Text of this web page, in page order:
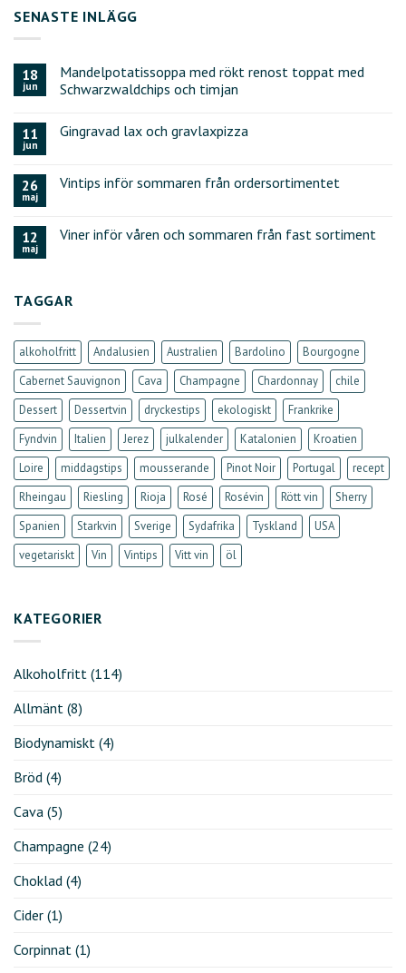
SENASTE INLÄGG
18
jun
Mandelpotatissoppa med rökt renost toppat med
Schwarzwaldchips och timjan
11
jun
Gingravad lax och gravlaxpizza
26
maj
Vintips inför sommaren från ordersortimentet
12
maj
Viner inför våren och sommaren från fast sortiment
TAGGAR
alkoholfritt Andalusien Australien Bardolino
Bourgogne
Cabernet Sauvignon
Cava Champagne Chardonnay
chile
Dessert
Dessertvin dryckestips ekologiskt
Frankrike
Fyndvin
Italien Jerez julkalender Katalonien
Kroatien
Loire
middagstips mousserande Pinot Noir Portugal
recept
Rheingau
Riesling Rioja Rosé Rosévin Rött vin
Sherry
Spanien
Starkvin Sverige Sydafrika Tyskland
USA
vegetariskt
Vin Vintips Vitt vin öl
KATEGORIER
Alkoholfritt (114)
Allmänt (8)
Biodynamiskt (4)
Bröd (4)
Cava (5)
Champagne (24)
Choklad (4)
Cider (1)
Corpinnat (1)